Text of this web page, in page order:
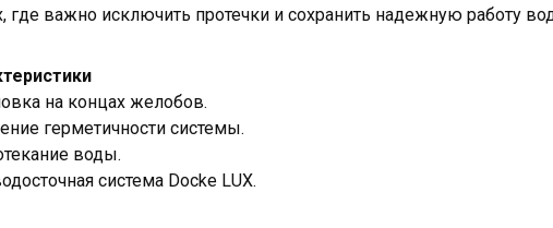
где важно исключить протечки и сохранить надежную работу
на концах желобов.
герметичности системы.
воды.
система Docke LUX.